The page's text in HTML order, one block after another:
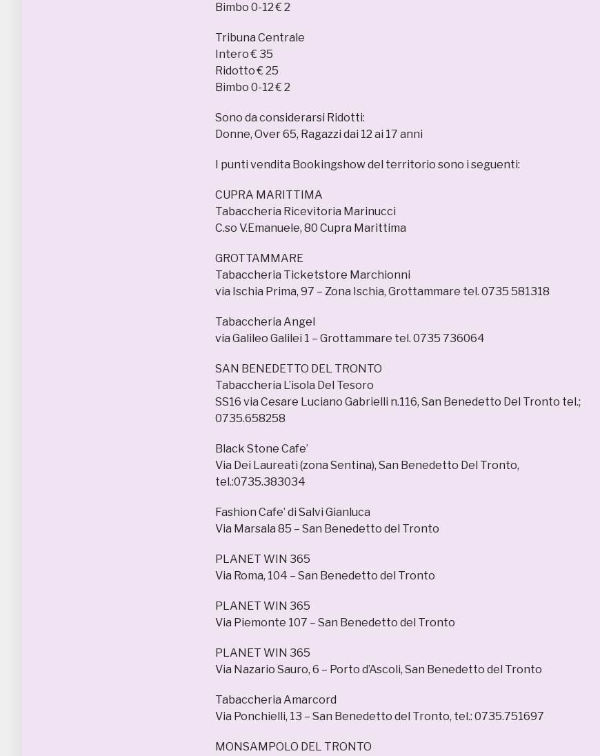
Bimbo 0-12 € 2
Tribuna Centrale
Intero € 35
Ridotto € 25
Bimbo 0-12 € 2
Sono da considerarsi Ridotti:
Donne, Over 65, Ragazzi dai 12 ai 17 anni
I punti vendita Bookingshow del territorio sono i seguenti:
CUPRA MARITTIMA
Tabaccheria Ricevitoria Marinucci
C.so V.Emanuele, 80 Cupra Marittima
GROTTAMMARE
Tabaccheria Ticketstore Marchionni
via Ischia Prima, 97 – Zona Ischia, Grottammare tel. 0735 581318
Tabaccheria Angel
via Galileo Galilei 1 – Grottammare tel. 0735 736064
SAN BENEDETTO DEL TRONTO
Tabaccheria L’isola Del Tesoro
SS16 via Cesare Luciano Gabrielli n.116, San Benedetto Del Tronto tel.;
0735.658258
Black Stone Cafe’
Via Dei Laureati (zona Sentina), San Benedetto Del Tronto,
tel.:0735.383034
Fashion Cafe’ di Salvi Gianluca
Via Marsala 85 – San Benedetto del Tronto
PLANET WIN 365
Via Roma, 104 – San Benedetto del Tronto
PLANET WIN 365
Via Piemonte 107 – San Benedetto del Tronto
PLANET WIN 365
Via Nazario Sauro, 6 – Porto d’Ascoli, San Benedetto del Tronto
Tabaccheria Amarcord
Via Ponchielli, 13 – San Benedetto del Tronto, tel.: 0735.751697
MONSAMPOLO DEL TRONTO